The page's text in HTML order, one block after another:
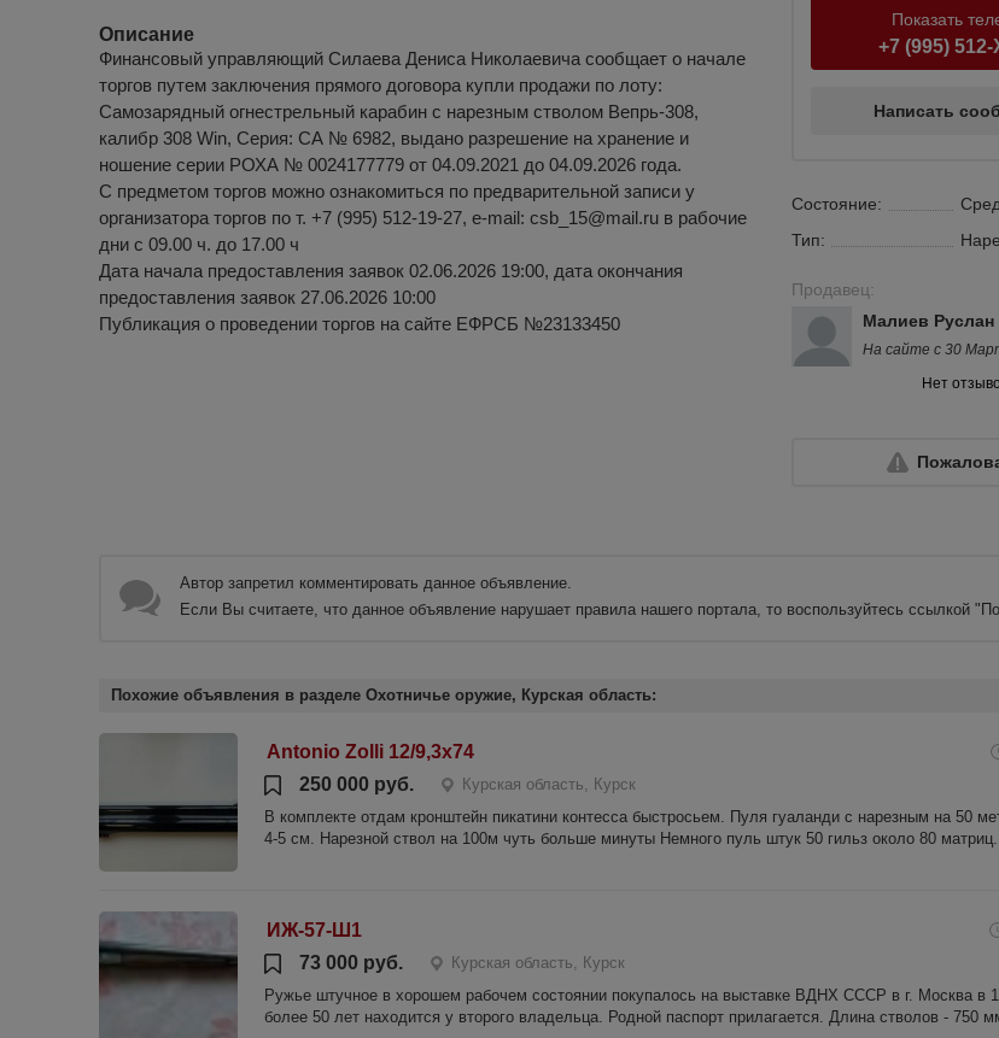
Описание
Финансовый управляющий Силаева Дениса Николаевича сообщает о начале
торгов путем заключения прямого договора купли продажи по лоту:
Самозарядный огнестрельный карабин с нарезным стволом Вепрь-308,
калибр 308 Win, Серия: СА № 6982, выдано разрешение на хранение и
ношение серии РОХА № 0024177779 от 04.09.2021 до 04.09.2026 года.
С предметом торгов можно ознакомиться по предварительной записи у
организатора торгов по т. +7 (995) 512-19-27, e-mail: csb_15@mail.ru в рабочие
дни с 09.00 ч. до 17.00 ч
Дата начала предоставления заявок 02.06.2026 19:00, дата окончания
предоставления заявок 27.06.2026 10:00
Публикация о проведении торгов на сайте ЕФРСБ №23133450
Показать
+7 (995) 512-
Написать
Состояние:
Тип:
Продавец:
Малиев Руслан
На сайте с 30
Нет
Автор запретил комментировать данное объявление.
Если Вы считаете, что данное объявление нарушает правила нашего портала, то воспользуйтесь ссылкой
Похожие объявления в разделе Охотничье оружие, Курская область:
Antonio Zolli 12/9,3x74
250 000 руб.
Курская область, Курск
В комплекте отдам кронштейн пикатини контесса быстросьем. Пуля гуаланди с нарезным на 50
4-5 см. Нарезной ствол на 100м чуть больше минуты Немного пуль штук 50 гильз около 80
ИЖ-57-Ш1
73 000 руб.
Курская область, Курск
Ружье штучное в хорошем рабочем состоянии покупалось на выставке ВДНХ СССР в г. Москва в
более 50 лет находится у второго владельца. Родной паспорт прилагается. Длина стволов - 750